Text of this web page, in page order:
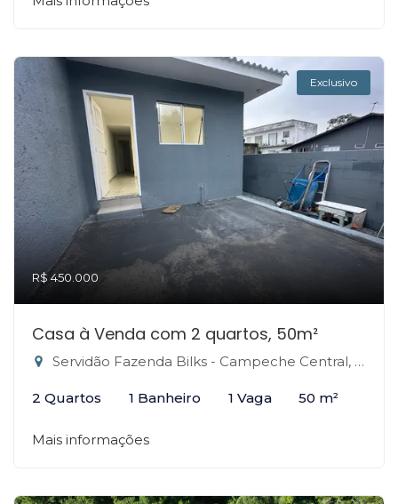
Exclusivo
R$ 450.000
Casa à Venda com 2 quartos, 50m²
Servidão Fazenda Bilks - Campeche Central, Florianópolis-SC
2 Quartos 1 Banheiro 1 Vaga 50 m²
Mais informações